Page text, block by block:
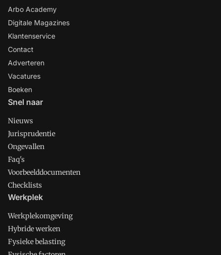
Arbo Academy
Digitale Magazines
Klantenservice
Contact
Adverteren
Vacatures
Boeken
Snel naar
Nieuws
Jurisprudentie
Ongevallen
Faq's
Voorbeelddocumenten
Checklists
Werkplek
Werkplekomgeving
Hybride werken
Fysieke belasting